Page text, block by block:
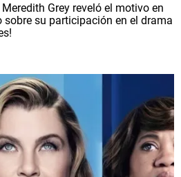
Grey reveló el motivo en
sobre su participación en el drama